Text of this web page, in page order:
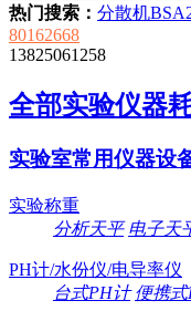
热门搜索： 分散机
80162668
13825061258
全部实验仪器
实验室常用仪器设
实验称重
分析天平 电子天
PH计/水份仪/电导率仪
台式PH计 便携